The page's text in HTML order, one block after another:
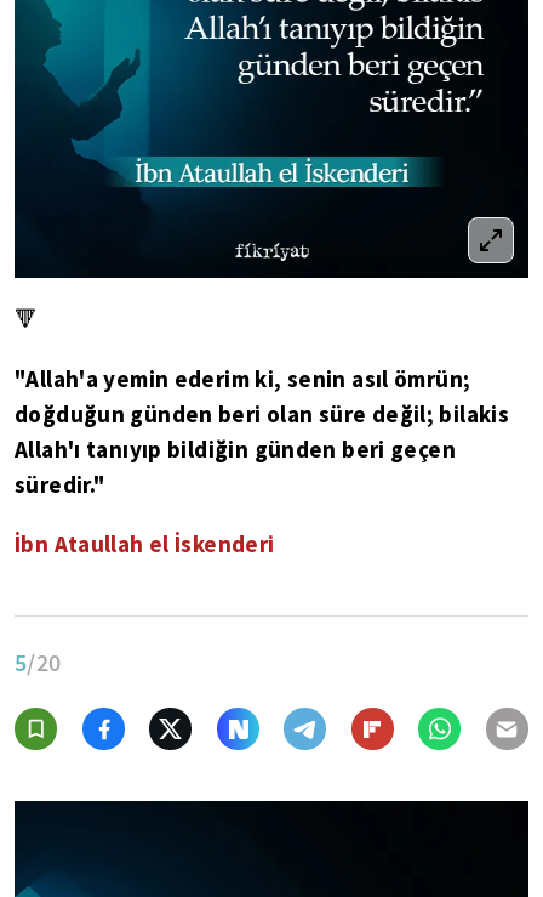
🔻
"Allah'a yemin ederim ki, senin asıl ömrün;
doğduğun günden beri olan süre değil; bilakis
Allah'ı tanıyıp bildiğin günden beri geçen
süredir."
İbn Ataullah el İskenderi
5/20